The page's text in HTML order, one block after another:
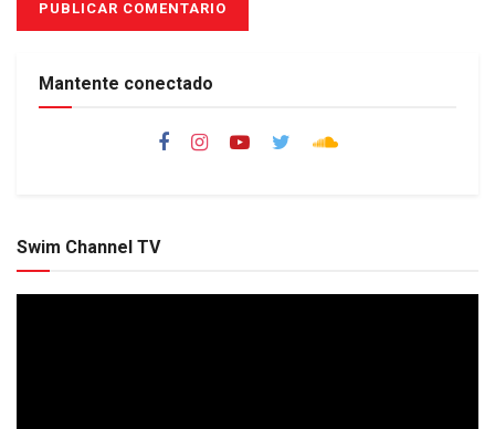
Mantente conectado
Swim Channel TV